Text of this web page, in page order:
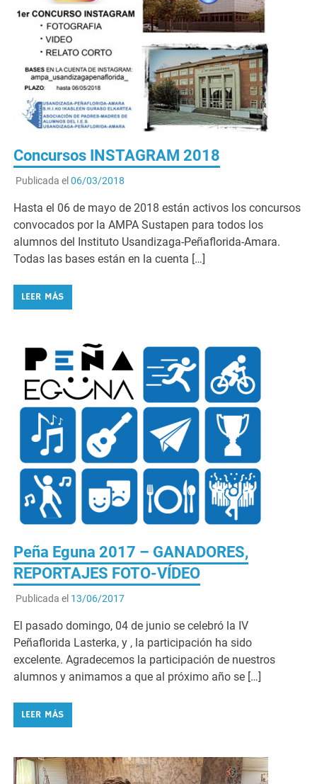
Concursos INSTAGRAM 2018
Publicada el 06/03/2018
Hasta el 06 de mayo de 2018 están activos los concursos
convocados por la AMPA Sustapen para todos los
alumnos del Instituto Usandizaga-Peñaflorida-Amara.
Todas las bases están en la cuenta […]
LEER MÁS
Peña Eguna 2017 – GANADORES,
REPORTAJES FOTO-VÍDEO
Publicada el 13/06/2017
El pasado domingo, 04 de junio se celebró la IV
Peñaflorida Lasterka, y , la participación ha sido
excelente. Agradecemos la participación de nuestros
alumnos y animamos a que al próximo año se […]
LEER MÁS